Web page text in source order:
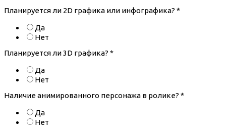
Планируется ли 2D графика или инфографика? *
Да
Нет
Планируется ли 3D графика? *
Да
Нет
Наличие анимированного персонажа в ролике? *
Да
Нет